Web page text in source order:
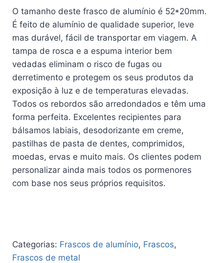
O tamanho deste frasco de alumínio é 52*20mm.
É feito de alumínio de qualidade superior, leve
mas durável, fácil de transportar em viagem. A
tampa de rosca e a espuma interior bem
vedadas eliminam o risco de fugas ou
derretimento e protegem os seus produtos da
exposição à luz e de temperaturas elevadas.
Todos os rebordos são arredondados e têm uma
forma perfeita. Excelentes recipientes para
bálsamos labiais, desodorizante em creme,
pastilhas de pasta de dentes, comprimidos,
moedas, ervas e muito mais. Os clientes podem
personalizar ainda mais todos os pormenores
com base nos seus próprios requisitos.
Categorias: Frascos de alumínio, Frascos,
Frascos de metal